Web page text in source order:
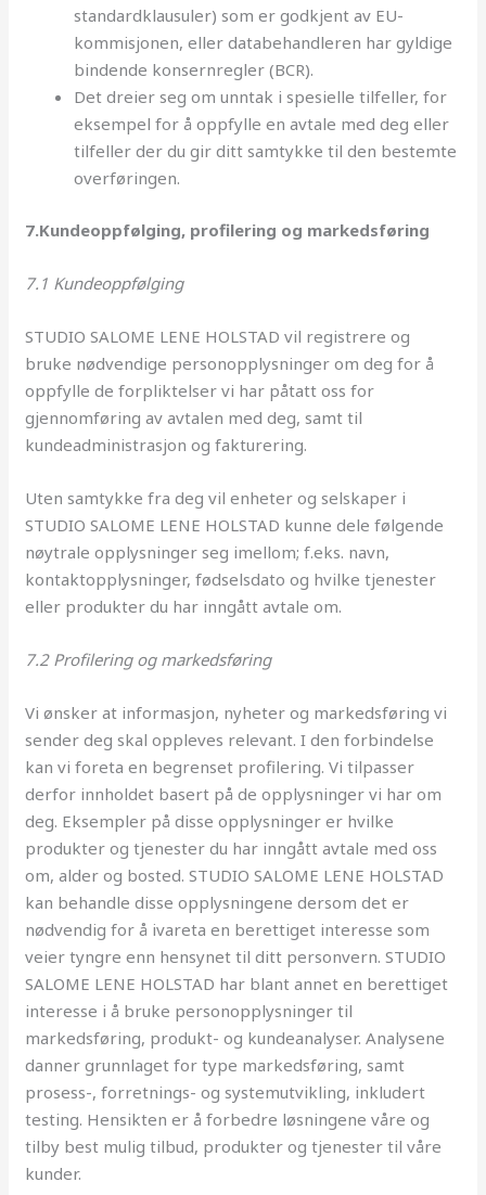
standardklausuler) som er godkjent av EU-
kommisjonen, eller databehandleren har gyldige
bindende konsernregler (BCR).
Det dreier seg om unntak i spesielle tilfeller, for
eksempel for å oppfylle en avtale med deg eller
tilfeller der du gir ditt samtykke til den bestemte
overføringen.
7.Kundeoppfølging, profilering og markedsføring
7.1 Kundeoppfølging
STUDIO SALOME LENE HOLSTAD vil registrere og
bruke nødvendige personopplysninger om deg for å
oppfylle de forpliktelser vi har påtatt oss for
gjennomføring av avtalen med deg, samt til
kundeadministrasjon og fakturering.
Uten samtykke fra deg vil enheter og selskaper i
STUDIO SALOME LENE HOLSTAD kunne dele følgende
nøytrale opplysninger seg imellom; f.eks. navn,
kontaktopplysninger, fødselsdato og hvilke tjenester
eller produkter du har inngått avtale om.
7.2 Profilering og markedsføring
Vi ønsker at informasjon, nyheter og markedsføring vi
sender deg skal oppleves relevant. I den forbindelse
kan vi foreta en begrenset profilering. Vi tilpasser
derfor innholdet basert på de opplysninger vi har om
deg. Eksempler på disse opplysninger er hvilke
produkter og tjenester du har inngått avtale med oss
om, alder og bosted. STUDIO SALOME LENE HOLSTAD
kan behandle disse opplysningene dersom det er
nødvendig for å ivareta en berettiget interesse som
veier tyngre enn hensynet til ditt personvern. STUDIO
SALOME LENE HOLSTAD har blant annet en berettiget
interesse i å bruke personopplysninger til
markedsføring, produkt- og kundeanalyser. Analysene
danner grunnlaget for type markedsføring, samt
prosess-, forretnings- og systemutvikling, inkludert
testing. Hensikten er å forbedre løsningene våre og
tilby best mulig tilbud, produkter og tjenester til våre
kunder.